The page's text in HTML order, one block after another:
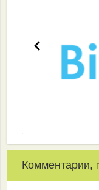
Комментарии,